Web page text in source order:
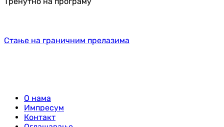
Стање на граничним прелазима
О нама
Импресум
Контакт